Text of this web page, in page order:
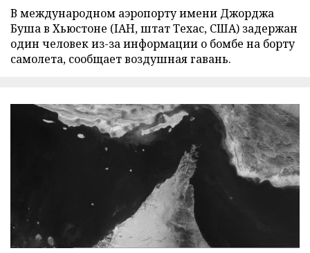
В международном аэропорту имени Джорджа
Буша в Хьюстоне (IAH, штат Техас, США) задержан
один человек из-за информации о бомбе на борту
самолета, сообщает воздушная гавань.